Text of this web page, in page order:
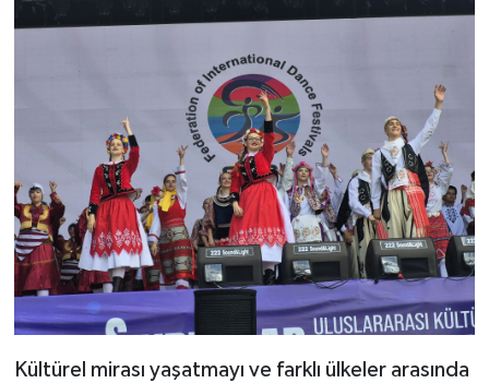
Kültürel mirası yaşatmayı ve farklı ülkeler arasında